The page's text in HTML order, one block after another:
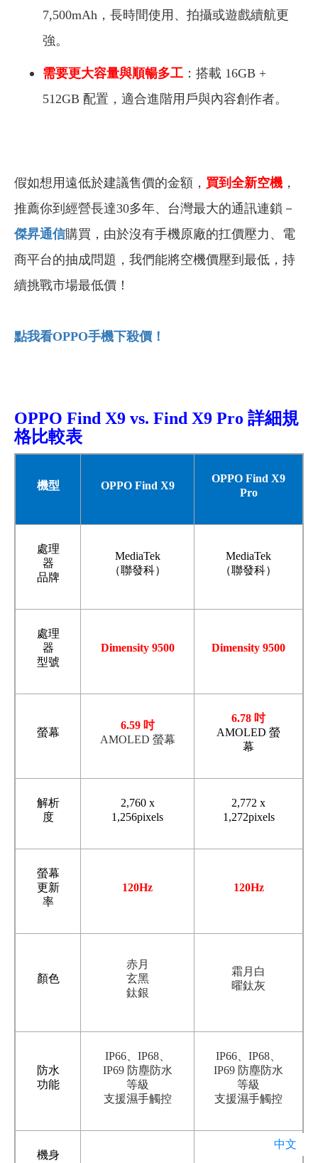
7,500mAh，長時間使用、拍攝或遊戲續航更
強。
需要更大容量與順暢多工 ：搭載 16GB +
512GB 配置，適合進階用戶與內容創作者。
假如想用遠低於建議售價的金額， 買到全新空機 ，
推薦你到經營長達30多年、台灣最大的通訊連鎖－
傑昇通信購買，由於沒有手機原廠的扛價壓力、電
商平台的抽成問題，我們能將空機價壓到最低，持
續挑戰市場最低價！
點我看OPPO手機下殺價！
OPPO Find X9 vs. Find X9 Pro 詳細規
格比較表
機型 OPPO Find X9
OPPO Find X9
Pro
處理
器
品牌
MediaTek
（聯發科）
MediaTek
（聯發科）
處理
器
型號
Dimensity 9500 Dimensity 9500
螢幕
6.59 吋
AMOLED 螢幕
6.78 吋
AMOLED 螢
幕
解析
度
2,760 x
1,256pixels
2,772 x
1,272pixels
螢幕
更新
率
120Hz 120Hz
顏色
赤月
玄黑
鈦銀
霜月白
曜鈦灰
防水
功能
IP66、IP68、
IP69 防塵防水
等級
支援濕手觸控
IP66、IP68、
IP69 防塵防水
等級
支援濕手觸控
機身
中文